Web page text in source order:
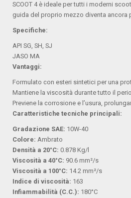
SCOOT 4 è ideale per tutti i moderni
guida del proprio mezzo diventa ancora
Specifiche:
API SG, SH, SJ
JASO MA
Vantaggi:
Formulato con esteri sintetici per una
Mantiene la viscosità durante tutto il
Previene la corrosione e l’usura,
Caratteristiche tecniche principali:
Gradazione SAE: 10W-40
Colore: Ambrato
Densità a 20°C: 0.878 Kg/l
Viscosità a 40°C: 90.6 mm²/s
Viscosità a 100°C: 14.2 mm²/s
Indice di viscosità: 163
Infiammabilità (C.C.): 180°C